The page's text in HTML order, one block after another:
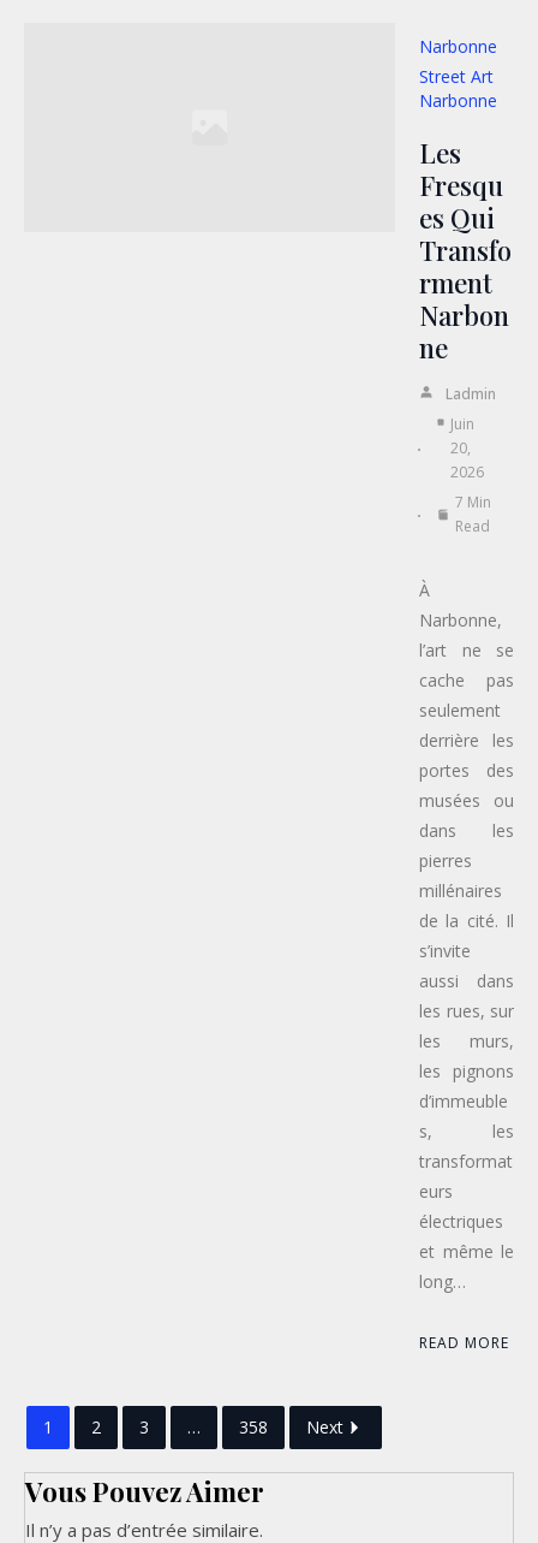
Narbonne
Street Art
Narbonne
Les
Fresqu
Es Qui
Transfo
Rment
Narbon
Ne
Ladmin
Juin
20,
2026
7 Min
Read
À
Narbonne,
l’art ne se
cache pas
seulement
derrière les
portes des
musées ou
dans les
pierres
millénaires
de la cité. Il
s’invite
aussi dans
les rues, sur
les murs,
les pignons
d’immeuble
s, les
transformat
eurs
électriques
et même le
long…
READ MORE
1 2 3 … 358 Next
Vous Pouvez Aimer
Il n’y a pas d’entrée similaire.